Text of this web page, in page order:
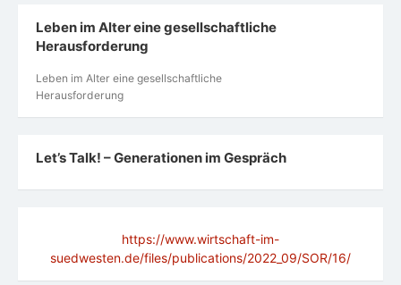
Leben im Alter eine gesellschaftliche
Herausforderung
Leben im Alter eine gesellschaftliche
Herausforderung
Let’s Talk! – Generationen im Gespräch
https://www.wirtschaft-im-
suedwesten.de/files/publications/2022_09/SOR/16/